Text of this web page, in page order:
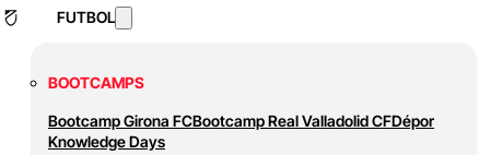
FUTBOL
BOOTCAMPS
Bootcamp Girona FCBootcamp Real Valladolid CFDépor
Knowledge Days